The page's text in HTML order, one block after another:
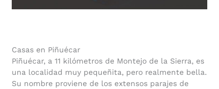
Casas en Piñuécar
Piñuécar, a 11 kilómetros de Montejo de la Sierra, es
una localidad muy pequeñita, pero realmente bella.
Su nombre proviene de los extensos parajes de